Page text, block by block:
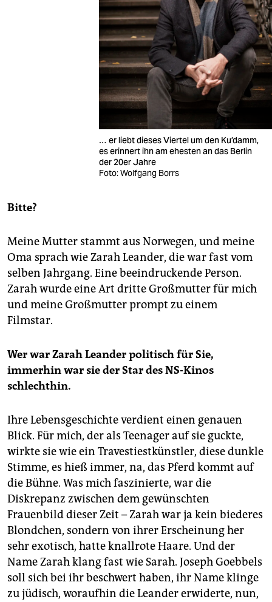
… er liebt dieses Viertel um den Ku’damm,
es erinnert ihn am ehesten an das Berlin
der 20er Jahre
Foto: Wolfgang Borrs
Bitte?
Meine Mutter stammt aus Norwegen, und meine
Oma sprach wie Zarah Leander, die war fast vom
selben Jahrgang. Eine beeindruckende Person.
Zarah wurde eine Art dritte Großmutter für mich
und meine Großmutter prompt zu einem
Filmstar.
Wer war Zarah Leander politisch für Sie,
immerhin war sie der Star des NS-Kinos
schlechthin.
Ihre Lebensgeschichte verdient einen genauen
Blick. Für mich, der als Teenager auf sie guckte,
wirkte sie wie ein Travestiestkünstler, diese dunkle
Stimme, es hieß immer, na, das Pferd kommt auf
die Bühne. Was mich faszinierte, war die
Diskrepanz zwischen dem gewünschten
Frauenbild dieser Zeit – Zarah war ja kein biederes
Blondchen, sondern von ihrer Erscheinung her
sehr exotisch, hatte knallrote Haare. Und der
Name Zarah klang fast wie Sarah. Joseph Goebbels
soll sich bei ihr beschwert haben, ihr Name klinge
zu jüdisch, woraufhin die Leander erwiderte, nun,